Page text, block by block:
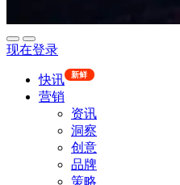
现在登录
快讯 新鲜
营销
资讯
洞察
创意
品牌
策略